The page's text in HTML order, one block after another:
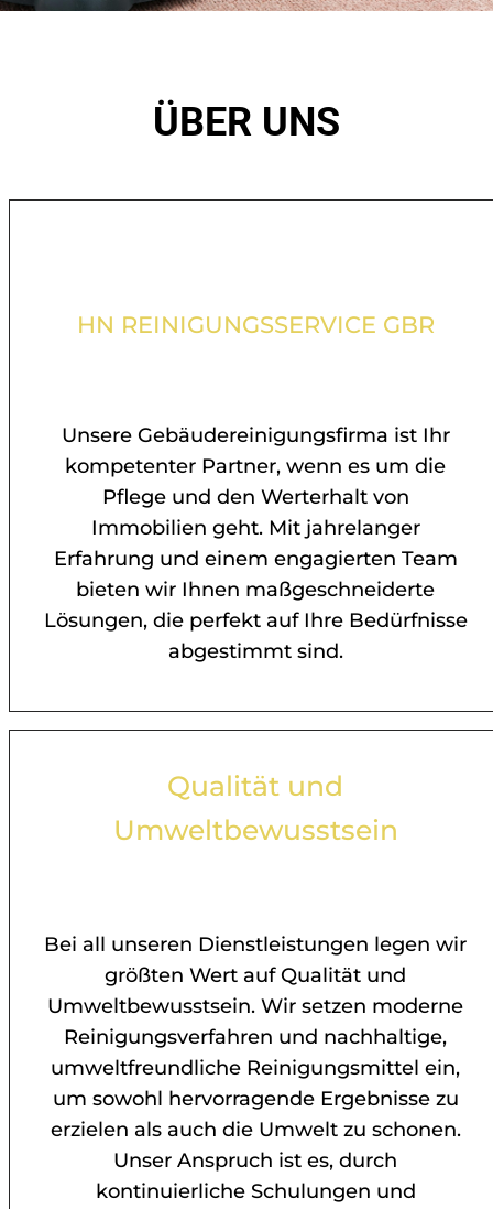
ÜBER UNS
HN REINIGUNGSSERVICE GBR
Unsere Gebäudereinigungsfirma ist Ihr
kompetenter Partner, wenn es um die
Pflege und den Werterhalt von
Immobilien geht. Mit jahrelanger
Erfahrung und einem engagierten Team
bieten wir Ihnen maßgeschneiderte
Lösungen, die perfekt auf Ihre Bedürfnisse
abgestimmt sind.
Qualität und
Umweltbewusstsein
Bei all unseren Dienstleistungen legen wir
größten Wert auf Qualität und
Umweltbewusstsein. Wir setzen moderne
Reinigungsverfahren und nachhaltige,
umweltfreundliche Reinigungsmittel ein,
um sowohl hervorragende Ergebnisse zu
erzielen als auch die Umwelt zu schonen.
Unser Anspruch ist es, durch
kontinuierliche Schulungen und